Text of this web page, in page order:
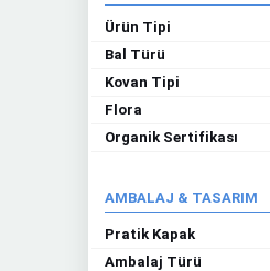
Ürün Tipi
Bal Türü
Kovan Tipi
Flora
Organik Sertifikası
AMBALAJ & TASARIM
Pratik Kapak
Ambalaj Türü